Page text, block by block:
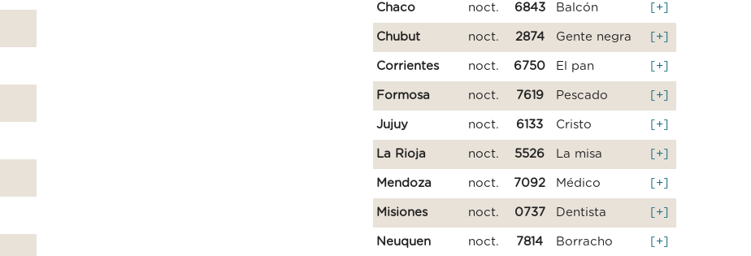
Chaco noct. 6843 Balcón [+]
Chubut noct. 2874 Gente negra [+]
Corrientes noct. 6750 El pan [+]
Formosa noct. 7619 Pescado [+]
Jujuy noct. 6133 Cristo [+]
La Rioja noct. 5526 La misa [+]
Mendoza noct. 7092 Médico [+]
Misiones noct. 0737 Dentista [+]
Neuquen noct. 7814 Borracho [+]